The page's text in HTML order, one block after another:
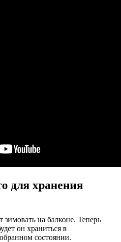
для хранения
зимовать на балконе. Теперь
он храниться в
состоянии.